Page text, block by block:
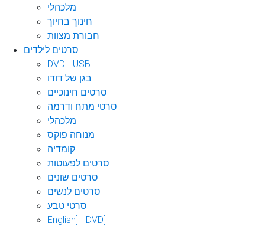
מלכהלי
חינוך בחיוך
חבורת מצוות
סרטים לילדים
DVD - USB
בגן של דודו
סרטים חינוכיים
סרטי מתח ודרמה
מלכהלי
מנוחה פוקס
קומדיה
סרטים לפעוטות
סרטים שונים
סרטים לנשים
סרטי טבע
English] - DVD]